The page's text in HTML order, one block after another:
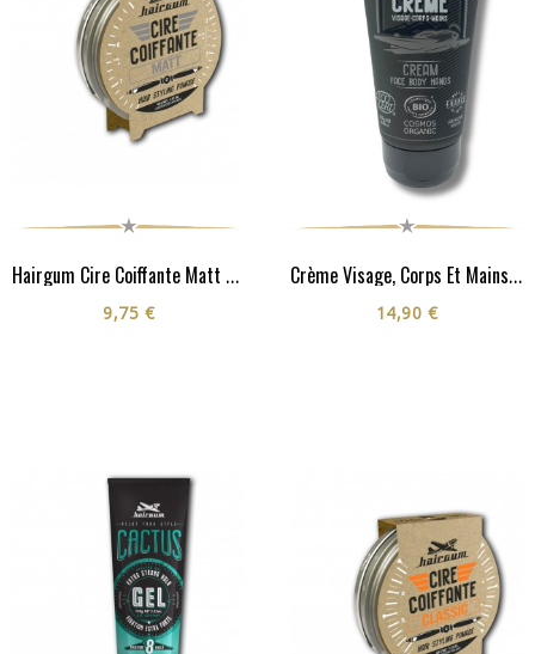
Hairgum Cire Coiffante Matt 40G
9,75 €
Crème Visage, Corps Et Mains - Cosmos Organic**
14,90 €